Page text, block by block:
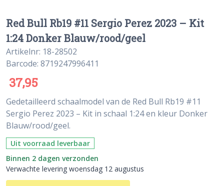
Red Bull Rb19 #11 Sergio Perez 2023 – Kit
1:24 Donker Blauw/rood/geel
Artikelnr: 18-28502
Barcode: 8719247996411
37,95
Gedetailleerd schaalmodel van de Red Bull Rb19 #11
Sergio Perez 2023 – Kit in schaal 1:24 en kleur Donker
Blauw/rood/geel.
Uit voorraad leverbaar
Binnen 2 dagen verzonden
Verwachte levering woensdag 12 augustus